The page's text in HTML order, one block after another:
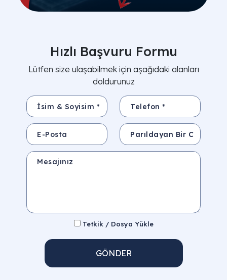
Hızlı Başvuru Formu
Lütfen size ulaşabilmek için aşağıdaki alanları
doldurunuz
İsim & Soyisim * Telefon *
E-Posta Konu
Mesajınız
Tetkik / Dosya Yükle
GÖNDER